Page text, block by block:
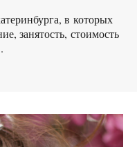
в которых
занятость, стоимость